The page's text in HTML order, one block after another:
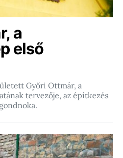
a
első
Győri Ottmár, a
tervezője, az építkezés